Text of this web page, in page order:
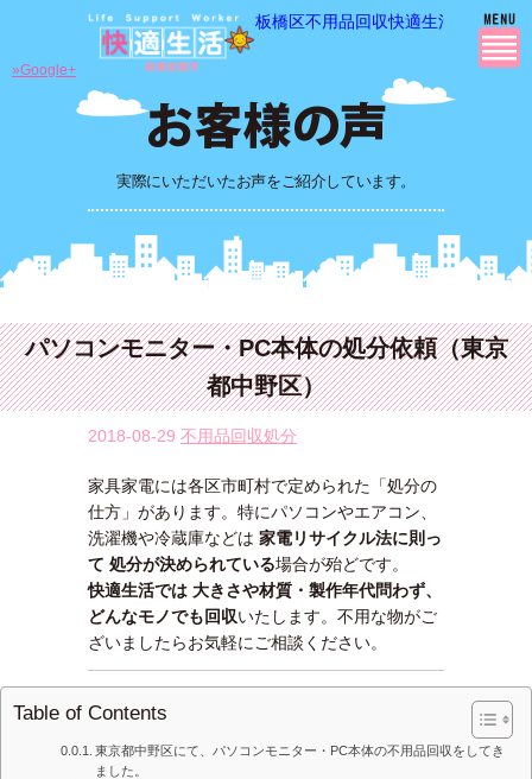
板橋区不用品回収快適生活の 不用
実際にいただいたお声をご紹介しています。
»Google+
パソコンモニター・PC本体の処分依頼（東京
都中野区）
2018-08-29 不用品回収処分
家具家電には各区市町村で定められた「処分の
仕方」があります。特にパソコンやエアコン、
洗濯機や冷蔵庫などは 家電リサイクル法に則っ
て 処分が決められている場合が殆どです。
快適生活では 大きさや材質・製作年代問わず、
どんなモノでも回収いたします。不用な物がご
ざいましたらお気軽にご相談ください。
Table of Contents
東京都中野区にて、パソコンモニター・PC本体の不用品回収をしてき
ました。